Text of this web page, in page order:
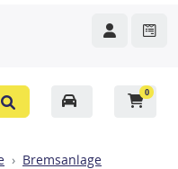
0
Bremsanlage